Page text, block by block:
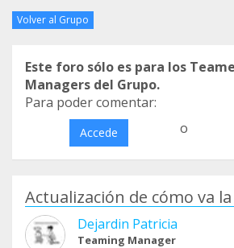
Volver al Grupo
Este foro sólo es para los
Managers del Grupo.
Para poder comentar:
Accede o
Actualización de cómo va
Dejardin Patricia
Teaming Manager